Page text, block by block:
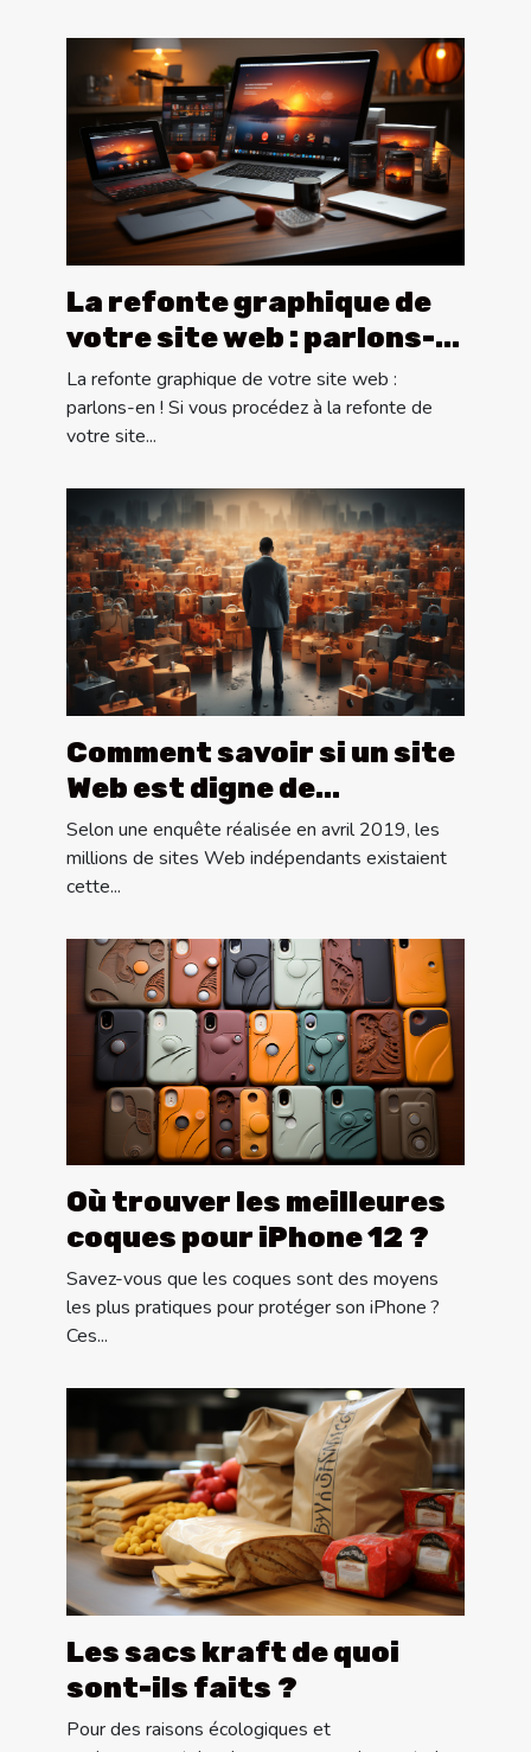
La refonte graphique de
votre site web : parlons-
en !
La refonte graphique de votre site web :
parlons-en ! Si vous procédez à la refonte de
votre site...
Comment savoir si un site
Web est digne de
confiance ?
Selon une enquête réalisée en avril 2019, les
millions de sites Web indépendants existaient
cette...
Où trouver les meilleures
coques pour iPhone 12 ?
Savez-vous que les coques sont des moyens
les plus pratiques pour protéger son iPhone ?
Ces...
Les sacs kraft de quoi
sont-ils faits ?
Pour des raisons écologiques et